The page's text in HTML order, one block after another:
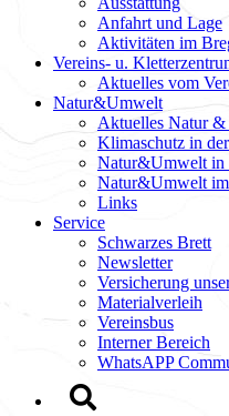
Anfahrt und Lage
Aktivitäten im
Vereins- u.
Aktuelles vom
Natur&Umwelt
Aktuelles Natur
Klimaschutz in
Natur&Umwelt in
Natur&Umwelt
Links
Service
Schwarzes Brett
Newsletter
Versicherung
Materialverleih
Vereinsbus
Interner Bereich
WhatsAPP